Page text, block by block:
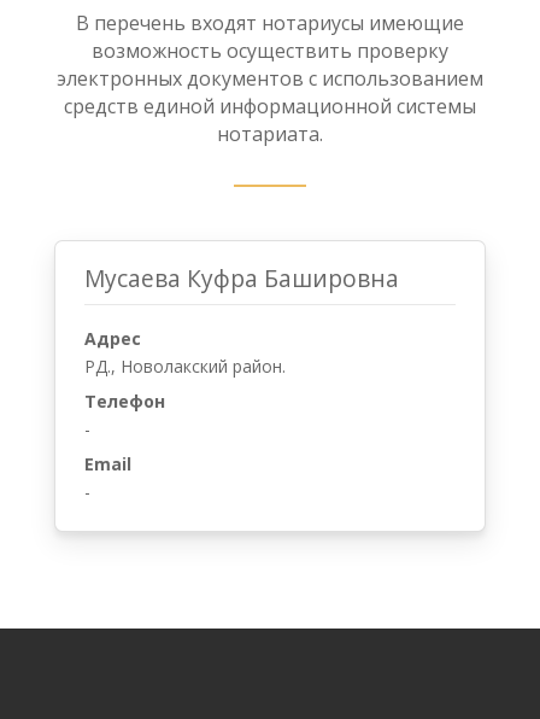
В перечень входят нотариусы имеющие
возможность осуществить проверку
электронных документов с использованием
средств единой информационной системы
нотариата.
Мусаева Куфра Башировна
Адрес
РД., Новолакский район.
Телефон
-
Email
-